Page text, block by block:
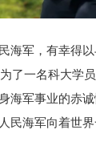
海军，有幸得
了一名科大学员
海军事业的赤
民海军向着世